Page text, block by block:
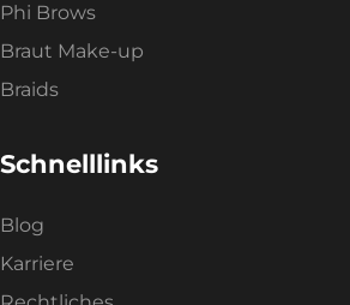
Phi Brows
Braut Make-up
Braids
Schnelllinks
Blog
Karriere